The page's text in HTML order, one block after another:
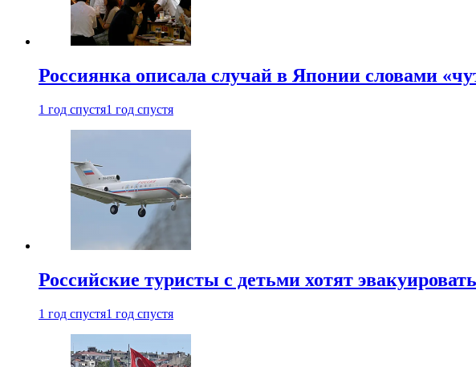
Россиянка описала случай в Японии словами
1 год спустя1 год спустя
Российские туристы с детьми хотят
1 год спустя1 год спустя